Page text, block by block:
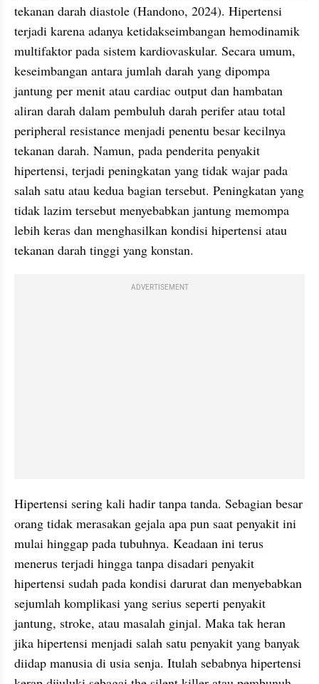
tekanan darah diastole (Handono, 2024). Hipertensi
terjadi karena adanya ketidakseimbangan hemodinamik
multifaktor pada sistem kardiovaskular. Secara umum,
keseimbangan antara jumlah darah yang dipompa
jantung per menit atau cardiac output dan hambatan
aliran darah dalam pembuluh darah perifer atau total
peripheral resistance menjadi penentu besar kecilnya
tekanan darah. Namun, pada penderita penyakit
hipertensi, terjadi peningkatan yang tidak wajar pada
salah satu atau kedua bagian tersebut. Peningkatan yang
tidak lazim tersebut menyebabkan jantung memompa
lebih keras dan menghasilkan kondisi hipertensi atau
tekanan darah tinggi yang konstan.
ADVERTISEMENT
Hipertensi sering kali hadir tanpa tanda. Sebagian besar
orang tidak merasakan gejala apa pun saat penyakit ini
mulai hinggap pada tubuhnya. Keadaan ini terus
menerus terjadi hingga tanpa disadari penyakit
hipertensi sudah pada kondisi darurat dan menyebabkan
sejumlah komplikasi yang serius seperti penyakit
jantung, stroke, atau masalah ginjal. Maka tak heran
jika hipertensi menjadi salah satu penyakit yang banyak
diidap manusia di usia senja. Itulah sebabnya hipertensi